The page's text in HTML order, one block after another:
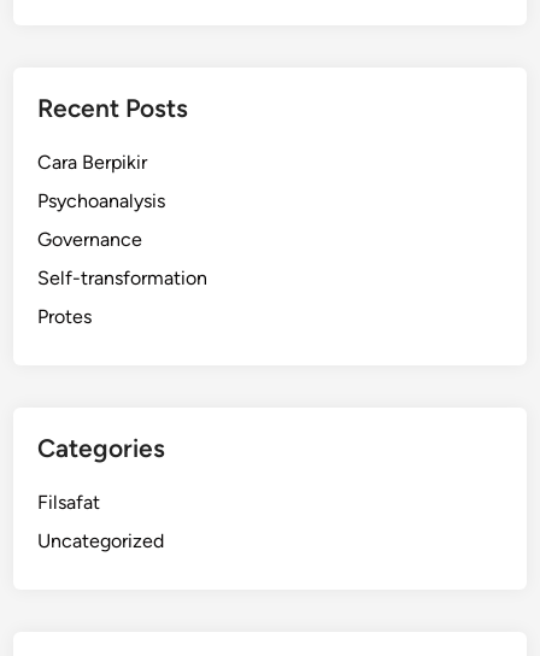
Recent Posts
Cara Berpikir
Psychoanalysis
Governance
Self-transformation
Protes
Categories
Filsafat
Uncategorized